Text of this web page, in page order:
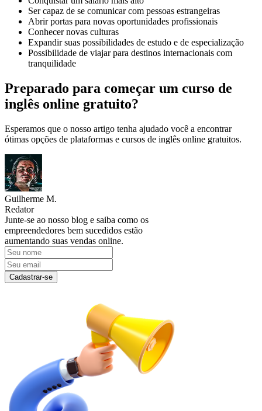
Ser capaz de se comunicar com pessoas estrangeiras
Abrir portas para novas oportunidades profissionais
Conhecer novas culturas
Expandir suas possibilidades de estudo e de especialização
Possibilidade de viajar para destinos internacionais com
tranquilidade
Preparado para começar um curso de
inglês online gratuito?
Esperamos que o nosso artigo tenha ajudado você a encontrar
ótimas opções de plataformas e cursos de inglês online gratuitos.
Guilherme M.
Redator
Junte-se ao nosso blog e saiba como os
empreendedores bem sucedidos estão
aumentando suas vendas online.
Cadastrar-se